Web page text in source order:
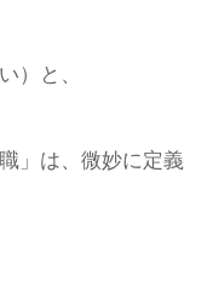
）と、
」は、微妙に定義